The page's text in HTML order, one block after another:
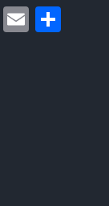
Mastodon
Email